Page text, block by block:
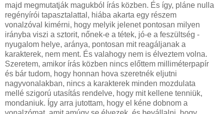
majd megmutatják magukból írás közben. És így, pláne nulla
regényírói tapasztalattal, hiába akarta egy részem
vonalzóval kimérni, hogy melyik jelenet pontosan milyen
irányba viszi a sztorit, nőnek-e a tétek, jó-e a feszültség -
nyugalom helye, aránya, pontosan mit reagáljanak a
karakterek, nem ment. És valahogy nem is élveztem volna.
Szeretem, amikor írás közben nincs előttem milliméterpapír
és bár tudom, hogy honnan hova szeretnék eljutni
nagyvonalakban, nincs a karakterek minden mozdulata
mellé szigorú utasítás rendelve, hogy mit kellene tenniük,
mondaniuk. Így arra jutottam, hogy el kéne dobnom a